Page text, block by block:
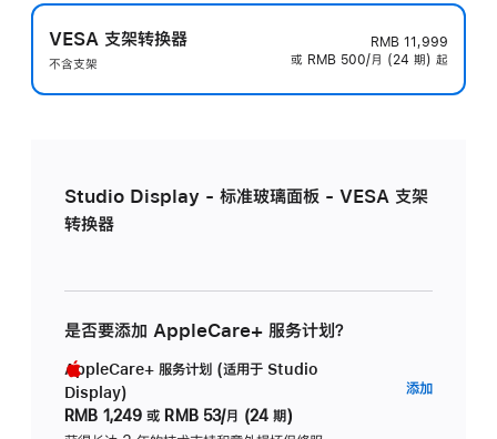
VESA 支架转换器
不含支架
RMB 11,999
或 RMB 500/月 (24 期) 起
Studio Display - 标准玻璃面板 - VESA 支架
转换器
是否要添加 AppleCare+ 服务计划？
AppleCare+ 服务计划 (适用于 Studio
Display)
RMB 1,249 或 RMB 53/月 (24 期)
添加